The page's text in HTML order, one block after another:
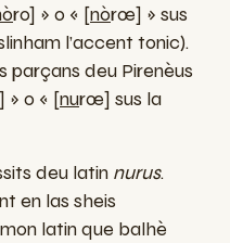
ro] » o « [nòrœ] » sus
l’accent tonic).
parçans deu Pirenèus
» o « [nurœ] sus la
deu latin nurus.
en las sheis
latin que balhè